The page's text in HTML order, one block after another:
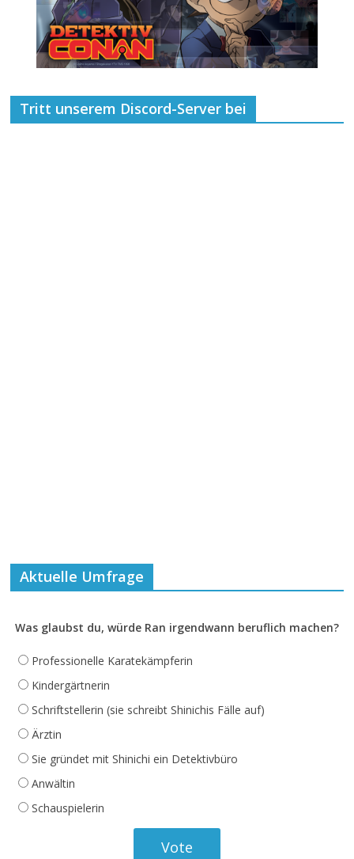
Tritt unserem Discord-Server bei
Aktuelle Umfrage
Was glaubst du, würde Ran irgendwann beruflich machen?
Professionelle Karatekämpferin
Kindergärtnerin
Schriftstellerin (sie schreibt Shinichis Fälle auf)
Ärztin
Sie gründet mit Shinichi ein Detektivbüro
Anwältin
Schauspielerin